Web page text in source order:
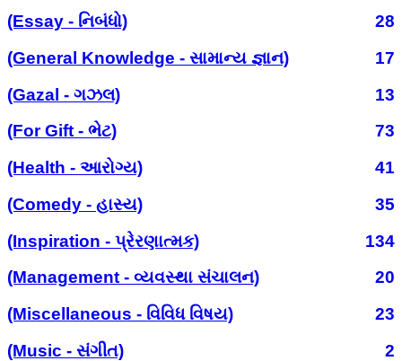
(Essay - નિબંધો)
28
(General Knowledge - સામાન્ય જ્ઞાન)
17
(Gazal - ગઝલ)
13
(For Gift - ભેટ)
73
(Health - આરોગ્ય)
41
(Comedy - હાસ્ય)
35
(Inspiration - પ્રેરણાત્મક)
134
(Management - વ્યવસ્થા સંચાલન)
20
(Miscellaneous - વિવિધ વિષય)
23
(Music - સંગીત)
2